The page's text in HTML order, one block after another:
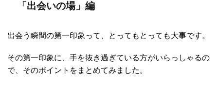
「出会いの場」編
出会う瞬間の第一印象って、とってもとっても大事です。
その第一印象に、手を抜き過ぎている方がいらっしゃるの
で、そのポイントをまとめてみました。